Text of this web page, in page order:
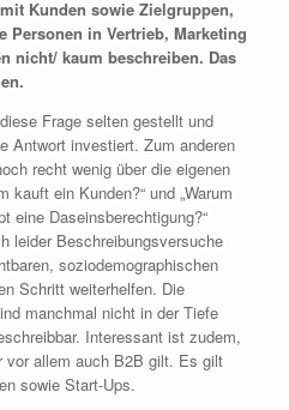
Kunden sowie Zielgruppen,
Personen in Vertrieb, Marketing
nicht/ kaum beschreiben. Das
Frage selten gestellt und
Antwort investiert. Zum anderen
recht wenig über die eigenen
kauft ein Kunden?“ und „Warum
eine Daseinsberechtigung?“
leider Beschreibungsversuche
soziodemographischen
Schritt weiterhelfen. Die
manchmal nicht in der Tiefe
Interessant ist zudem,
vor allem auch B2B gilt. Es gilt
sowie Start-Ups.